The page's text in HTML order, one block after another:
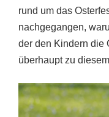
rund um das
nachgegangen,
der den Kindern die
überhaupt zu